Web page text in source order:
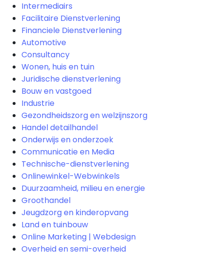
Intermediairs
Facilitaire Dienstverlening
Financiele Dienstverlening
Automotive
Consultancy
Wonen, huis en tuin
Juridische dienstverlening
Bouw en vastgoed
Industrie
Gezondheidszorg en welzijnszorg
Handel detailhandel
Onderwijs en onderzoek
Communicatie en Media
Technische-dienstverlening
Onlinewinkel-Webwinkels
Duurzaamheid, milieu en energie
Groothandel
Jeugdzorg en kinderopvang
Land en tuinbouw
Online Marketing | Webdesign
Overheid en semi-overheid